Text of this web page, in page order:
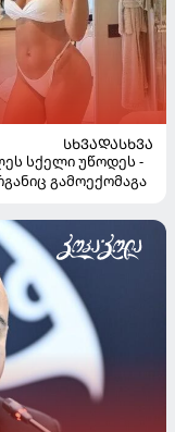
ᲡᲮᲕᲐᲓᲐᲡᲮᲕᲐ
სქელი უწოდეს -
გამოექომაგა